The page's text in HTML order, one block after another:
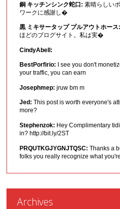
銅 キッチンシンク蛇口: 素晴らしい
ワークに感謝し�
黒 ミキサータップ プルアウトホース:
ほどのブログサイト。私は実�
CindyAbell:
BestPorfirio:
I see you don't
your traffic, you can earn
Josephmep: jruw bm m
Jed: This post is worth everyone's
more?
Stephenzok: Hey Complimentary
in? http://bit.ly/2ST
PRQUTKGJYGNJTQSC: Thanks a
folks you really recognize what you're
Archives